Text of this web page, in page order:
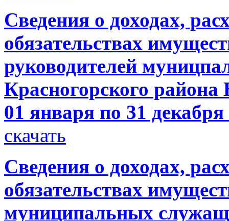
Сведения о доходах,
обязательствах
руководителей
Красногорского района
01 января по 31 декабря
скачать
Сведения о доходах,
обязательствах
муниципальных